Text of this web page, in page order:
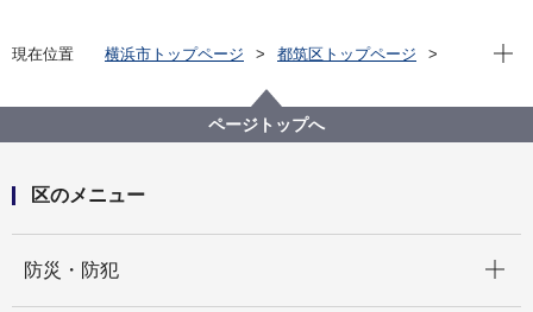
現在位置 横浜市トップページ
都筑区トップページ
放課後キッズクラブ運営法人の選定について
現在
ページトップへ
区のメニュー
防災・防犯